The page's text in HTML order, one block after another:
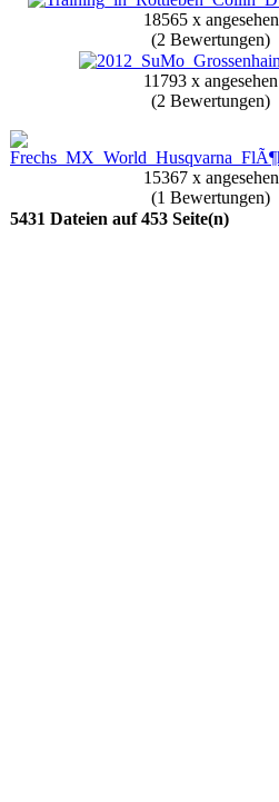
18565 x angesehen
(2 Bewertungen)
11793 x angesehen
(2 Bewertungen)
15367 x angesehen
(1 Bewertungen)
5431 Dateien auf 453 Seite(n)